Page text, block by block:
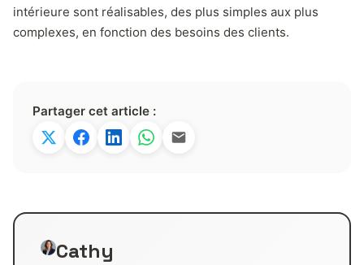
intérieure sont réalisables, des plus simples aux plus
complexes, en fonction des besoins des clients.
Partager cet article :
Cathy